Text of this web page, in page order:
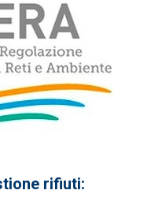
rifiuti: